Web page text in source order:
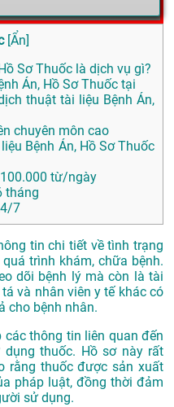
[Ẩn]
Sơ Thuốc là dịch vụ gì?
Án, Hồ Sơ Thuốc tại
thuật tài liệu Bệnh Án,
chuyên môn cao
Bệnh Án, Hồ Sơ Thuốc
từ/ngày
tháng
7
tin chi tiết về tình trạng
trình khám, chữa bệnh.
dõi bệnh lý mà còn là tài
và nhân viên y tế khác có
cho bệnh nhân.
thông tin liên quan đến
thuốc. Hồ sơ này rất
rằng thuốc được sản xuất
pháp luật, đồng thời đảm
sử dụng.